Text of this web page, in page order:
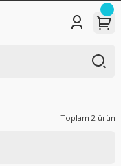
Toplam 2 ürün